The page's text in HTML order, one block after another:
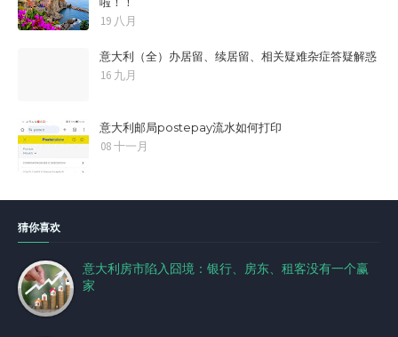
19 八月
意大利（全）办居留、续居留、相关疑难杂症答疑解惑
16 九月
意大利邮局postepay流水如何打印
08 十一月
猜你喜欢
意大利房市陷入囧境：银行、房东、租客没有一个赢
家